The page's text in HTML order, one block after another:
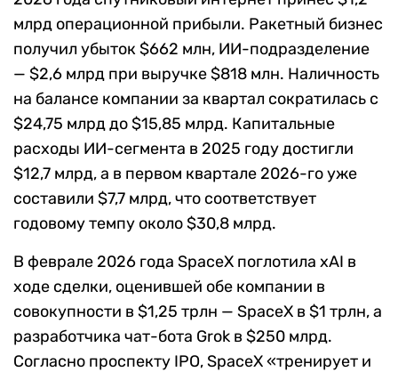
млрд операционной прибыли. Ракетный бизнес
получил убыток $662 млн, ИИ-подразделение
— $2,6 млрд при выручке $818 млн. Наличность
на балансе компании за квартал сократилась с
$24,75 млрд до $15,85 млрд. Капитальные
расходы ИИ-сегмента в 2025 году достигли
$12,7 млрд, а в первом квартале 2026-го уже
составили $7,7 млрд, что соответствует
годовому темпу около $30,8 млрд.
В феврале 2026 года SpaceX поглотила xAI в
ходе сделки, оценившей обе компании в
совокупности в $1,25 трлн — SpaceX в $1 трлн, а
разработчика чат-бота Grok в $250 млрд.
Согласно проспекту IPO, SpaceX «тренирует и